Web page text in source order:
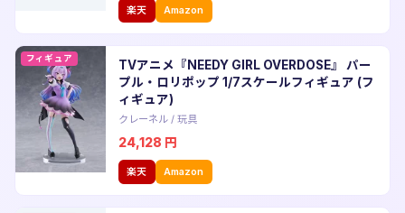
楽天 Amazon
フィギュア
TVアニメ『NEEDY GIRL OVERDOSE』 パー
プル・ロリポップ 1/7スケールフィギュア (フ
ィギュア)
クレーネル/ 玩具
24,128 円
楽天 Amazon